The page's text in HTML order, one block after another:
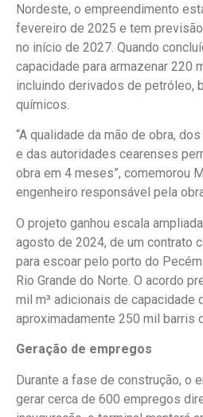
Nordeste, o empreendimento
fevereiro de 2025 e tem
no início de 2027. Quando
capacidade para armazenar 220
incluindo derivados de petróleo,
químicos.
“A qualidade da mão de obra,
e das autoridades cearenses
obra em 4 meses”, comemorou
engenheiro responsável pela
O projeto ganhou escala
agosto de 2024, de um contrato
para escoar pelo porto do
Rio Grande do Norte. O acordo
mil m³ adicionais de capacidade
aproximadamente 250 mil barris
Geração de empregos
Durante a fase de construção, o
gerar cerca de 600 empregos